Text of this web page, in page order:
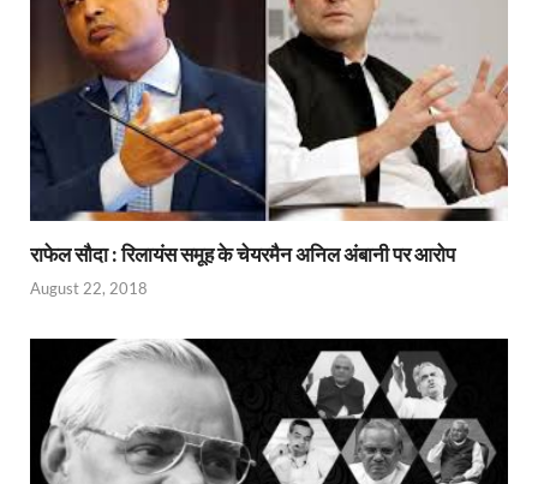
राफेल सौदा : रिलायंस समूह के चेयरमैन अनिल अंबानी पर आरोप
August 22, 2018